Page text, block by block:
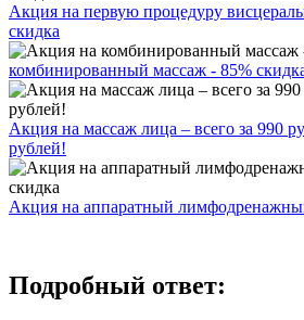
Акция на первую процедуру
скидка
комбинированный массаж - 85%
Акция на массаж лица – всего за 990
рублей!
Акция на аппаратный
Подробный ответ: